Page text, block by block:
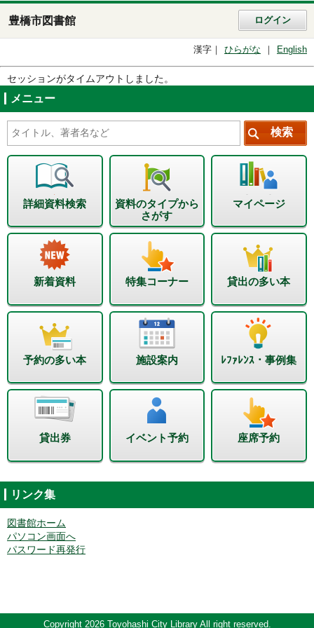
豊橋市図書館 ログイン
漢字 ひらがな English
セッションがタイムアウトしました。
メニュー
詳細資料検索
資料のタイプから
さがす
マイページ
新着資料 特集コーナー 貸出の多い本
予約の多い本 施設案内 ﾚﾌｧﾚﾝｽ・事例集
貸出券 イベント予約 座席予約
リンク集
図書館ホーム
パソコン画面へ
パスワード再発行
Copyright 2026 Toyohashi City Library All right reserved.